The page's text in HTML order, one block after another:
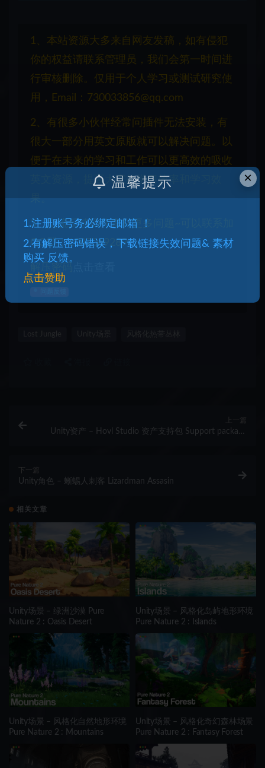
1、本站资源大多来自网友发稿，如有侵犯
你的权益请联系管理员，我们会第一时间进
行审核删除。仅用于个人学习或测试研究使
用，Email：730033856@qq.com
2、有很多小伙伴经常问插件无法安装，有
很大一部分用英文原版就可以解决问题。以
便于在未来的学习和工作可以更高效的吸收
英文资源，提高大家的学习效率和学习效
果。
3、交流反馈插件素材更多问题~可以联系加
QQ群：1087069289
Lost Jungle
上一篇
Unity资产 – Hovl Studio 资产支持包 Support package
下一篇
Unity角色 – 蜥蜴人刺客 Lizardman Assasin
相关文章
Unity场景 – 绿洲沙漠 Pure
Nature 2 : Oasis Desert
Unity场景 – 风格化岛屿地形环境
Pure Nature 2 : Islands
Unity场景 – 风格化自然地形环境
Pure Nature 2 : Mountains
Unity场景 – 风格化奇幻森林场景
Pure Nature 2 : Fantasy Forest
×
温馨提示
1.注册账号务必绑定邮箱 ！
2.有解压密码错误，下载链接失效问题& 素材
购买 反馈。
点击赞助